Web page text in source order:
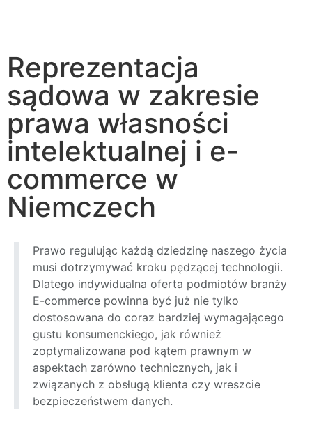
Reprezentacja
sądowa w zakresie
prawa własności
intelektualnej i e-
commerce w
Niemczech
Prawo regulując każdą dziedzinę naszego życia
musi dotrzymywać kroku pędzącej technologii.
Dlatego indywidualna oferta podmiotów branży
E-commerce powinna być już nie tylko
dostosowana do coraz bardziej wymagającego
gustu konsumenckiego, jak również
zoptymalizowana pod kątem prawnym w
aspektach zarówno technicznych, jak i
związanych z obsługą klienta czy wreszcie
bezpieczeństwem danych.